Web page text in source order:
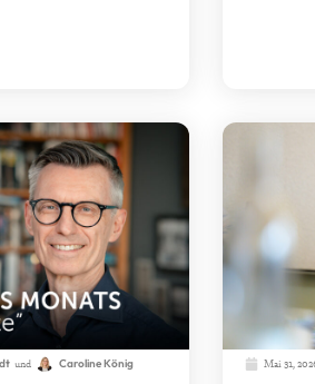
und
Caroline König
Mai 31,